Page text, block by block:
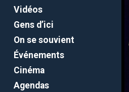
Vidéos
Gens d’ici
On se souvient
Événements
Cinéma
Agendas